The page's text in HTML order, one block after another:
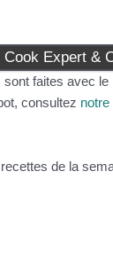
Expert &
faites avec le
consultez notre
de la